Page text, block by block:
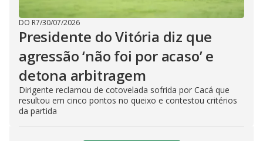
DO R7/30/07/2026
Presidente do Vitória diz que
agressão ‘não foi por acaso’ e
detona arbitragem
Dirigente reclamou de cotovelada sofrida por Cacá que
resultou em cinco pontos no queixo e contestou critérios
da partida